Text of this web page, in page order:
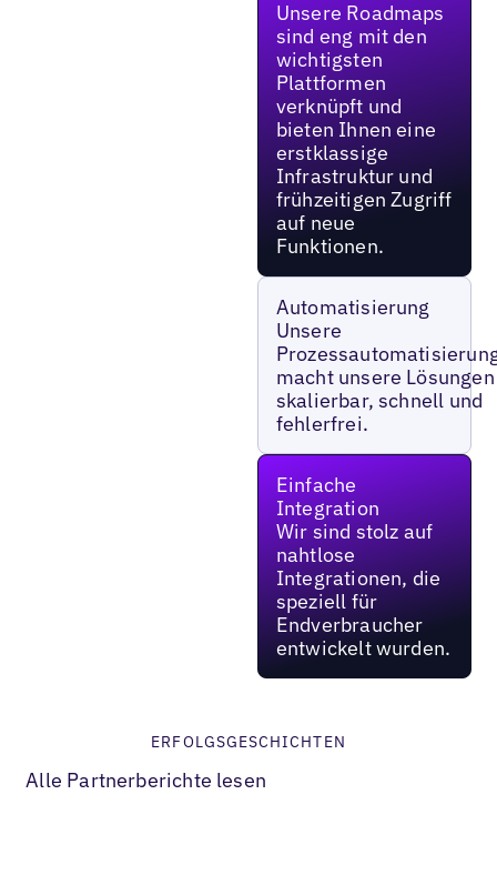
Unsere Roadmaps
sind eng mit den
wichtigsten
Plattformen
verknüpft und
bieten Ihnen eine
erstklassige
Infrastruktur und
frühzeitigen Zugriff
auf neue
Funktionen.
Automatisierung
Unsere
macht unsere Lösungen
skalierbar, schnell und
fehlerfrei.
Einfache
Integration
Wir sind stolz auf
nahtlose
Integrationen, die
speziell für
Endverbraucher
entwickelt wurden.
ERFOLGSGESCHICHTEN
Alle Partnerberichte lesen